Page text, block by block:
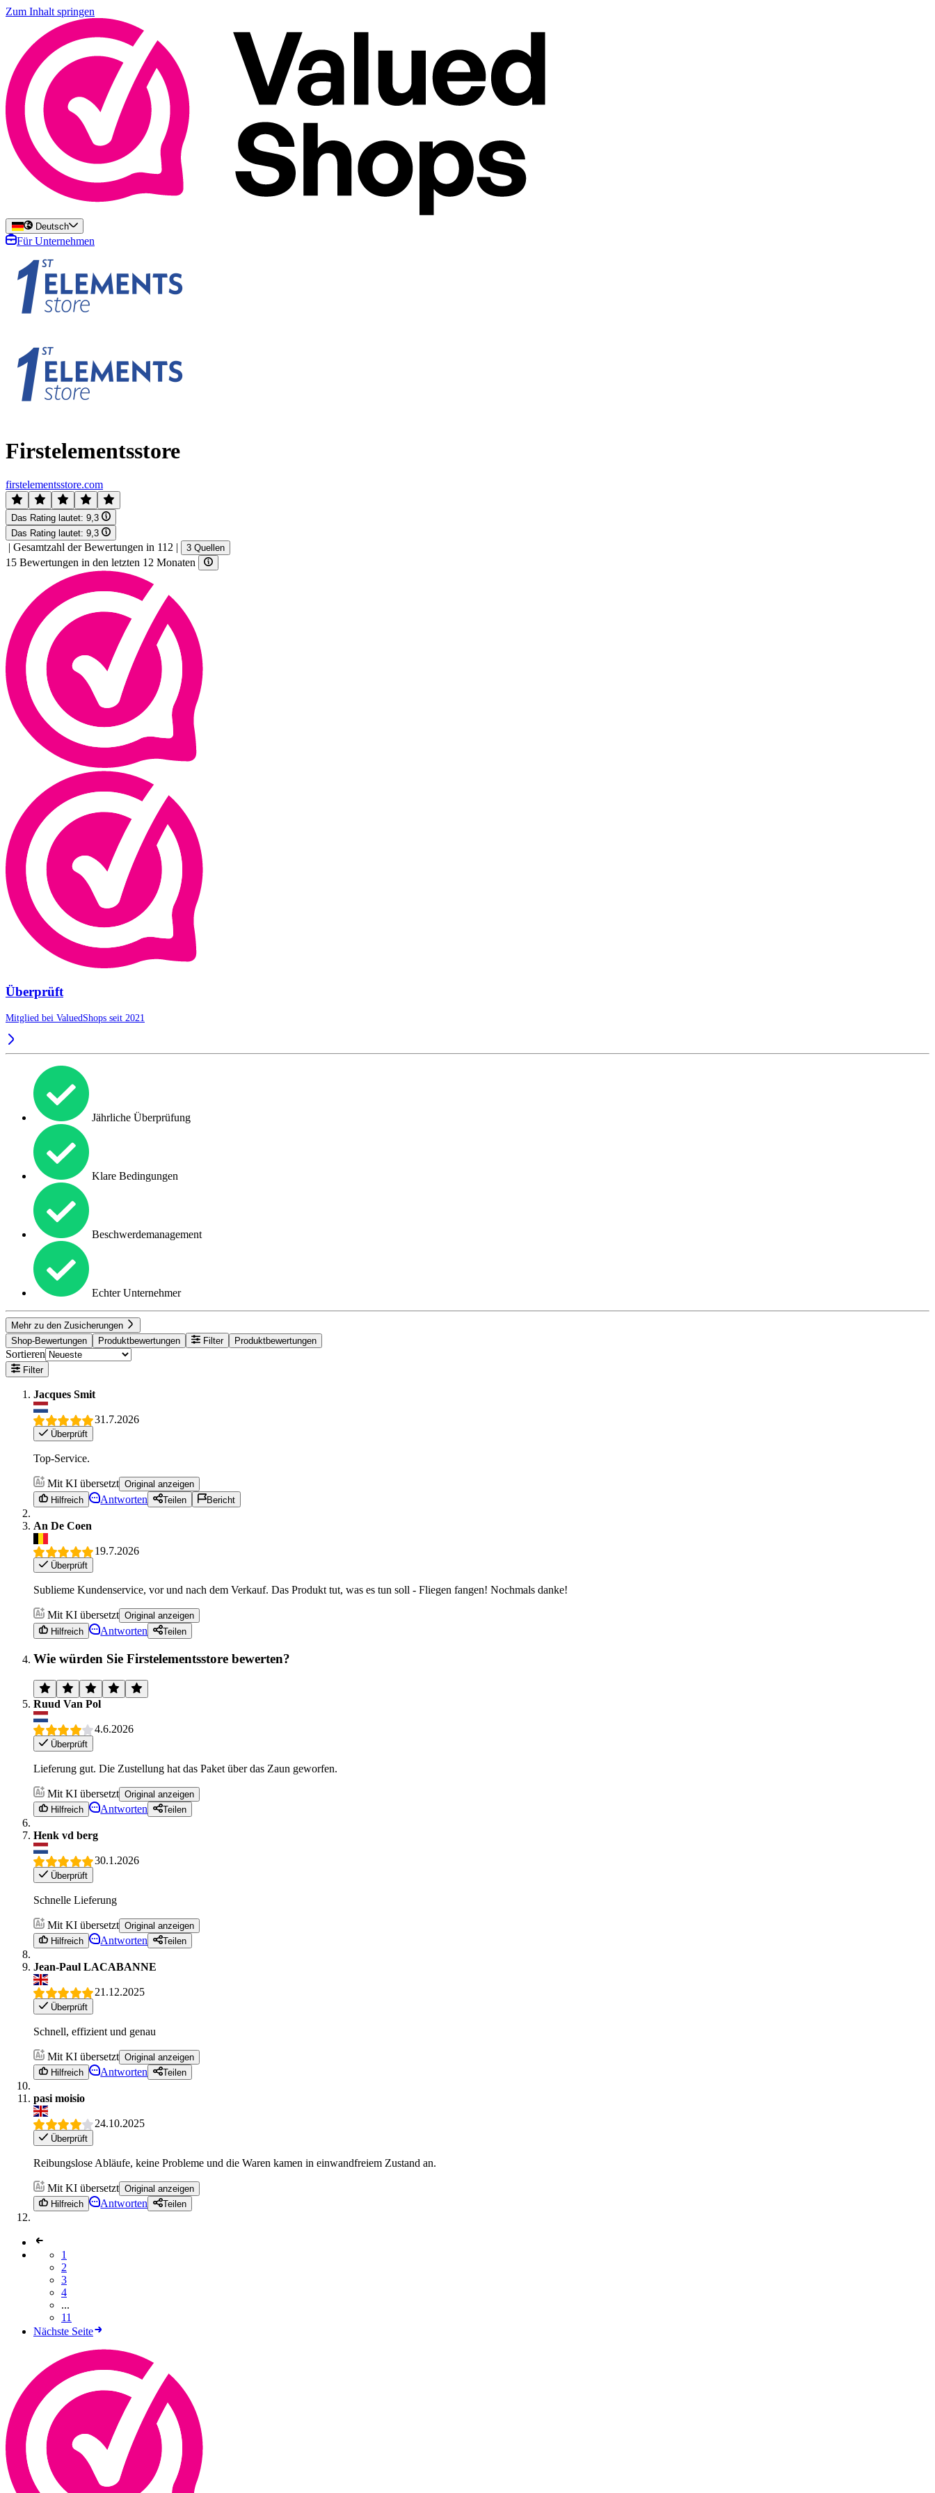
Zum Inhalt springen
Deutsch
Für Unternehmen
Firstelementsstore
firstelementsstore.com
Das Rating lautet: 9,3
Das Rating lautet: 9,3
| Gesamtzahl der Bewertungen in 112 | 3 Quellen
15 Bewertungen in den letzten 12 Monaten
Überprüft
Mitglied bei ValuedShops seit 2021
Jährliche Überprüfung
Klare Bedingungen
Beschwerdemanagement
Echter Unternehmer
Mehr zu den Zusicherungen
Shop-Bewertungen
Produktbewertungen Filter Produktbewertungen
Sortieren
Filter
Jacques Smit
31.7.2026
Überprüft
Top-Service.
Mit KI übersetzt Original anzeigen
Hilfreich
Antworten Teilen Bericht
An De Coen
19.7.2026
Überprüft
Sublieme Kundenservice, vor und nach dem Verkauf. Das Produkt tut, was es tun soll - Fliegen fangen! Nochmals danke!
Mit KI übersetzt Original anzeigen
Hilfreich
Antworten Teilen
Wie würden Sie Firstelementsstore bewerten?
Ruud Van Pol
4.6.2026
Überprüft
Lieferung gut. Die Zustellung hat das Paket über das Zaun geworfen.
Mit KI übersetzt Original anzeigen
Hilfreich
Antworten Teilen
Henk vd berg
30.1.2026
Überprüft
Schnelle Lieferung
Mit KI übersetzt Original anzeigen
Hilfreich
Antworten Teilen
Jean-Paul LACABANNE
21.12.2025
Überprüft
Schnell, effizient und genau
Mit KI übersetzt Original anzeigen
Hilfreich
Antworten Teilen
pasi moisio
24.10.2025
Überprüft
Reibungslose Abläufe, keine Probleme und die Waren kamen in einwandfreiem Zustand an.
Mit KI übersetzt Original anzeigen
Hilfreich
Antworten Teilen
1
2
3
4
...
11
Nächste Seite